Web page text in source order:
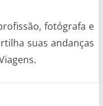
fotógrafa e
suas andanças